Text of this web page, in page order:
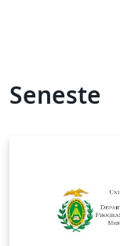
Seneste